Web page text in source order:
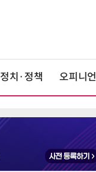
정치·정책 오피니언